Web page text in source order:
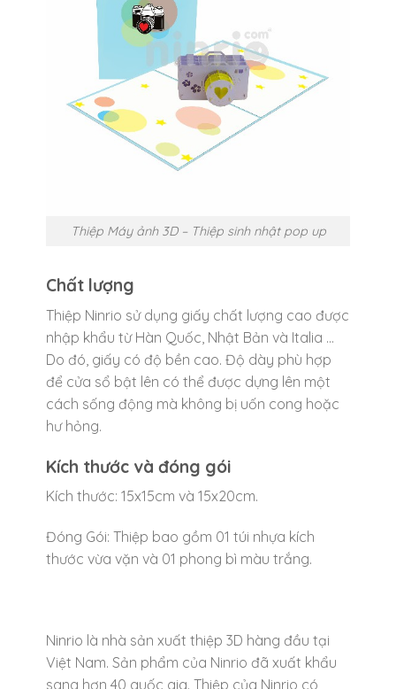
Thiệp Máy ảnh 3D – Thiệp sinh nhật pop up
Chất lượng
Thiệp Ninrio sử dụng giấy chất lượng cao được
nhập khẩu từ Hàn Quốc, Nhật Bản và Italia …
Do đó, giấy có độ bền cao. Độ dày phù hợp
để cửa sổ bật lên có thể được dựng lên một
cách sống động mà không bị uốn cong hoặc
hư hỏng.
Kích thước và đóng gói
Kích thước: 15x15cm và 15x20cm.
Đóng Gói: Thiệp bao gồm 01 túi nhựa kích
thước vừa vặn và 01 phong bì màu trắng.
Ninrio là nhà sản xuất thiệp 3D hàng đầu tại
Việt Nam. Sản phẩm của Ninrio đã xuất khẩu
sang hơn 40 quốc gia. Thiệp của Ninrio có